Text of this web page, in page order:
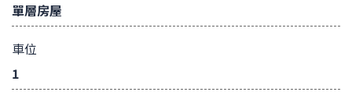
單層房屋
車位
1